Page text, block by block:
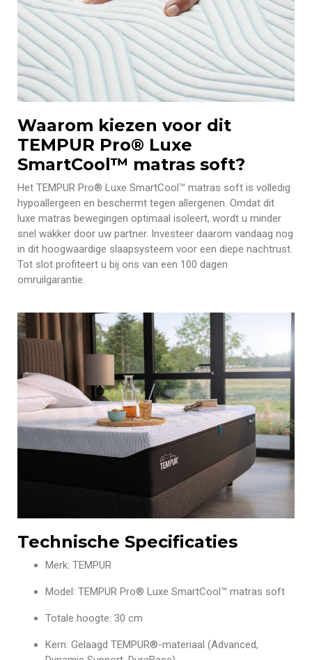
Waarom kiezen voor dit
TEMPUR Pro® Luxe
SmartCool™ matras soft?
Het TEMPUR Pro® Luxe SmartCool™ matras soft is volledig
hypoallergeen en beschermt tegen allergenen. Omdat dit
luxe matras bewegingen optimaal isoleert, wordt u minder
snel wakker door uw partner. Investeer daarom vandaag nog
in dit hoogwaardige slaapsysteem voor een diepe nachtrust.
Tot slot profiteert u bij ons van een 100 dagen
omruilgarantie.
Technische Specificaties
Merk: TEMPUR
Model: TEMPUR Pro® Luxe SmartCool™ matras soft
Totale hoogte: 30 cm
Kern: Gelaagd TEMPUR®-materiaal (Advanced,